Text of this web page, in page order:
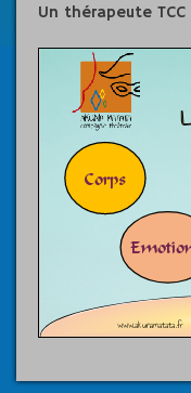
Un thérapeute